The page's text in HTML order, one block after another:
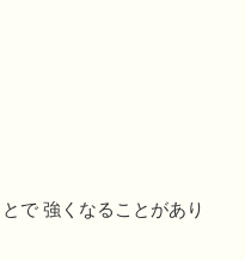
で 強くなることがあり